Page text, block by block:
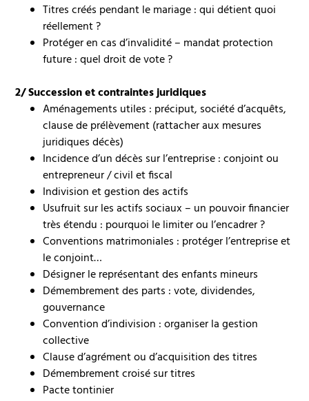
Titres créés pendant le mariage : qui détient quoi
réellement ?
Protéger en cas d’invalidité – mandat protection
future : quel droit de vote ?
2/ Succession et contraintes juridiques
Aménagements utiles : préciput, société d’acquêts,
clause de prélèvement (rattacher aux mesures
juridiques décès)
Incidence d’un décès sur l’entreprise : conjoint ou
entrepreneur / civil et fiscal
Indivision et gestion des actifs
Usufruit sur les actifs sociaux – un pouvoir financier
très étendu : pourquoi le limiter ou l’encadrer ?
Conventions matrimoniales : protéger l’entreprise et
le conjoint…
Désigner le représentant des enfants mineurs
Démembrement des parts : vote, dividendes,
gouvernance
Convention d’indivision : organiser la gestion
collective
Clause d’agrément ou d’acquisition des titres
Démembrement croisé sur titres
Pacte tontinier